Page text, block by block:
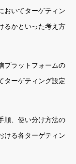
おいてターゲティン
るかといった考え方
プラットフォームの
ターゲティング設定
順、使い分け方法の
ける各ターゲティン